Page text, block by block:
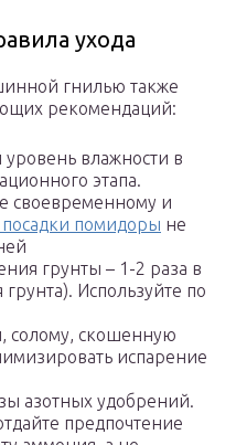
ухода
гнилью также
рекомендаций:
влажности в
этапа.
своевременному и
посадки помидоры не
грунты – 1-2 раза в
Используйте по
солому, скошенную
испарение
азотных удобрений.
предпочтение